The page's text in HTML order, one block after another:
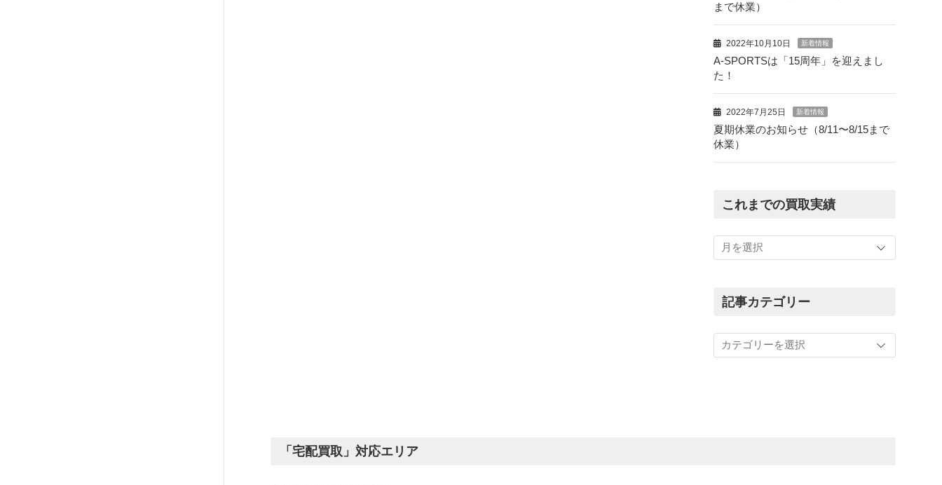
まで休業）
2022年10月10日 新着情報
A-SPORTSは「15周年」を迎えまし
た！
2022年7月25日 新着情報
夏期休業のお知らせ（8/11〜8/15まで
休業）
これまでの買取実績
ま
買
績
記事カテゴリー
事
カ
「宅配買取」対応エリア